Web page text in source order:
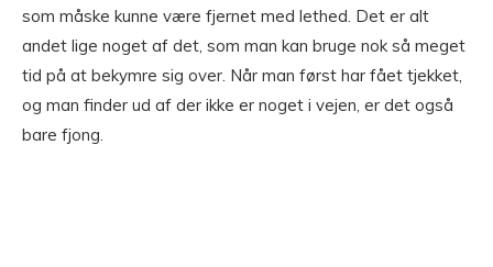
som måske kunne være fjernet med lethed. Det er alt
andet lige noget af det, som man kan bruge nok så meget
tid på at bekymre sig over. Når man først har fået tjekket,
og man finder ud af der ikke er noget i vejen, er det også
bare fjong.